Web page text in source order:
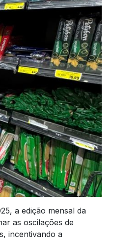
a edição mensal da
as oscilações de
incentivando a